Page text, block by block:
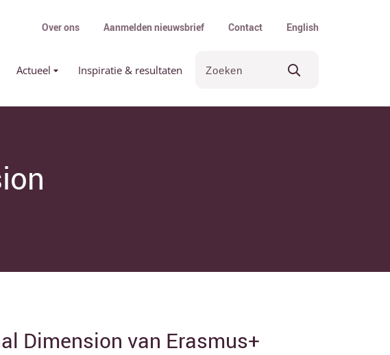
Over ons Aanmelden nieuwsbrief Contact English
Actueel Inspiratie & resultaten
Dimension van Erasmus+